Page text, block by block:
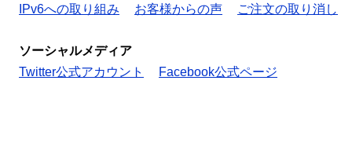
IPv6への取り組み
お客様からの声 ご注文の取り消し
ソーシャルメディア
Twitter公式アカウント
Facebook公式ページ